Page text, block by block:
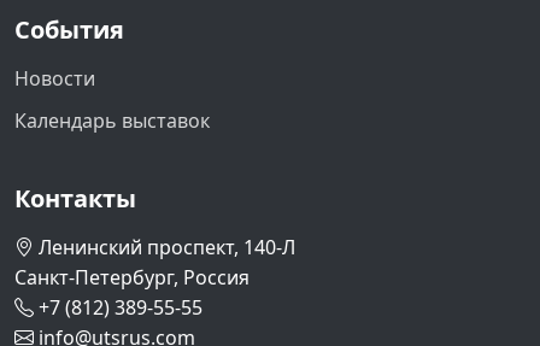
События
Новости
Календарь выставок
Контакты
Ленинский проспект, 140-Л
Санкт-Петербург, Россия
+7 (812) 389-55-55
info@utsrus.com